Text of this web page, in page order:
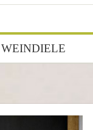
WEINDIELE